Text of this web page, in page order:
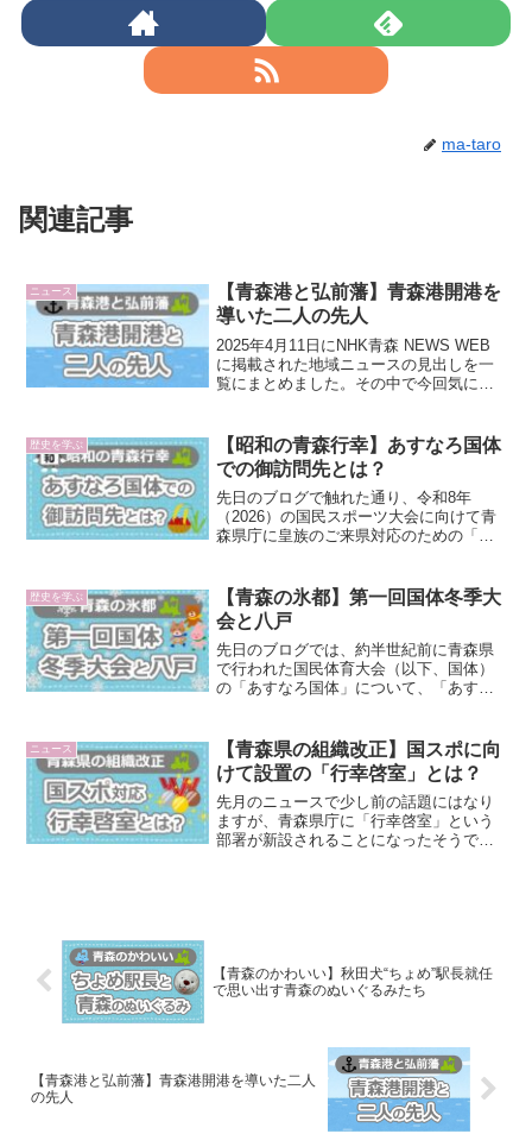
ma-taro
関連記事
ニュース
【青森港と弘前藩】青森港開港を
導いた二人の先人
2025年4月11日にNHK青森 NEWS WEB
に掲載された地域ニュースの見出しを一
覧にまとめました。その中で今回気にな
長い歴史があるとは思わず、少し気にな
って調...
歴史を学ぶ
【昭和の青森行幸】あすなろ国体
での御訪問先とは？
先日のブログで触れた通り、令和8年
（2026）の国民スポーツ大会に向けて青
森県庁に皇族のご来県対応のための「行
で開催された「あすなろ国体」の折、昭
和天皇はどのよう...
歴史を学ぶ
【青森の氷都】第一回国体冬季大
会と八戸
先日のブログでは、約半世紀前に青森県
で行われた国民体育大会（以下、国体）
の「あすなろ国体」について、「あすな
前に青森県で行われた国体についても調
べてみました。実は、青森...
ニュース
【青森県の組織改正】国スポに向
けて設置の「行幸啓室」とは？
先月のニュースで少し前の話題にはなり
ますが、青森県庁に「行幸啓室」という
部署が新設されることになったそうで
【青森のかわいい】秋田犬“ちょめ”駅長就任
で思い出す青森のぬいぐるみたち
【青森港と弘前藩】青森港開港を導いた二人
の先人